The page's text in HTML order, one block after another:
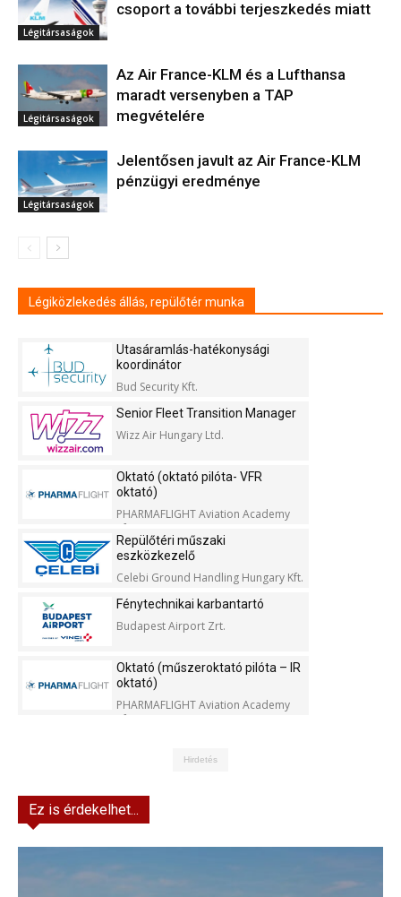
Légitársaságok
csoport a további terjeszkedés miatt
Légitársaságok
Az Air France-KLM és a Lufthansa
maradt versenyben a TAP
megvételére
Légitársaságok
Jelentősen javult az Air France-KLM
pénzügyi eredménye
Légiközlekedés állás, repülőtér munka
Utasáramlás-hatékonysági
koordinátor
Bud Security Kft.
Senior Fleet Transition Manager
Wizz Air Hungary Ltd.
Oktató (oktató pilóta- VFR
oktató)
PHARMAFLIGHT Aviation Academy
Kft.
Repülőtéri műszaki
eszközkezelő
Celebi Ground Handling Hungary Kft.
Fénytechnikai karbantartó
Budapest Airport Zrt.
Oktató (műszeroktató pilóta – IR
oktató)
PHARMAFLIGHT Aviation Academy
Kft.
Hirdetés
Ez is érdekelhet...